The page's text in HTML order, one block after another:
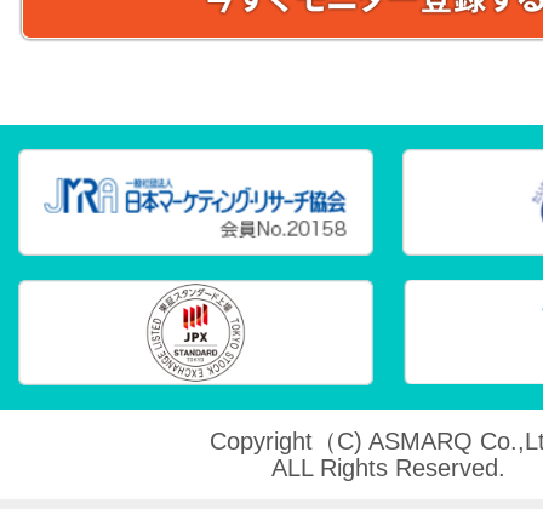
Copyright（C) ASMARQ
ALL Rights Reserved.